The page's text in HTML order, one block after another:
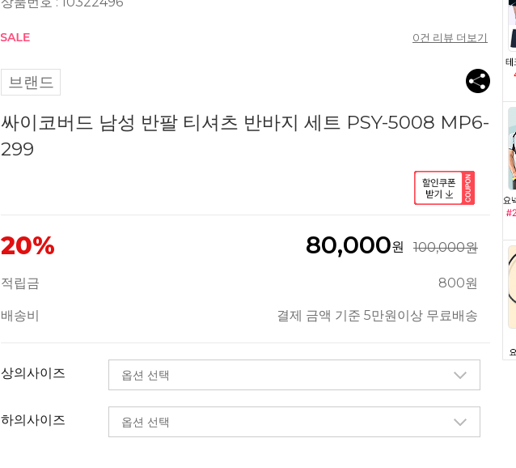
0건 리뷰 더보기
브랜드
싸이코버드 남성 반팔 티셔츠 반바지 세트 PSY-5008 MP6-
299
20% 80,000원 100,000원
적립금 800원
배송비 결제 금액 기준 5만원이상 무료배송
상의사이즈
하의사이즈